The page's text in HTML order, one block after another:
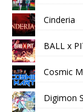
Cinderia
BALL x
Cosmic
Digimon